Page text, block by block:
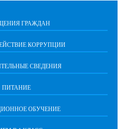
ГРАЖДАН
КОРРУПЦИИ
СВЕДЕНИЯ
ПИТАНИЕ
ОБУЧЕНИЕ